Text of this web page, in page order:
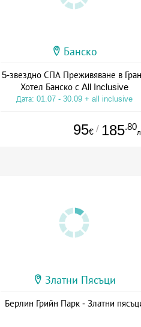
Банско
5-звездно СПА Преживяване в
Хотел Банско с All Inclusive
Дата: 01.07 - 30.09 + all inclusive
95€ / 185.80
Златни Пясъци
Берлин Грийн Парк - Златни